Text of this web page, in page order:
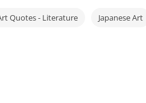
Quotes - Literature Japanese Art